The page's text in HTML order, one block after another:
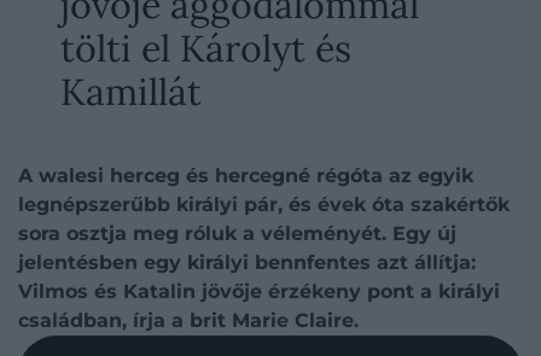
tölti el Károlyt és
Kamillát
A walesi herceg és hercegné régóta az egyik
legnépszerűbb királyi pár, és évek óta szakértők
sora osztja meg róluk a véleményét. Egy új
jelentésben egy királyi bennfentes azt állítja:
Vilmos és Katalin jövője érzékeny pont a királyi
családban, írja a brit Marie Claire.